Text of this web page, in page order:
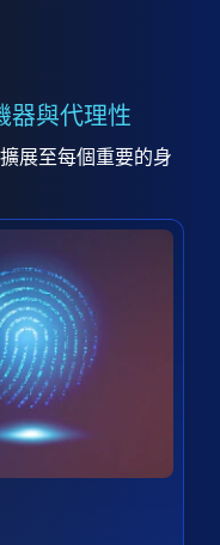
器與代理性
展至每個重要的身